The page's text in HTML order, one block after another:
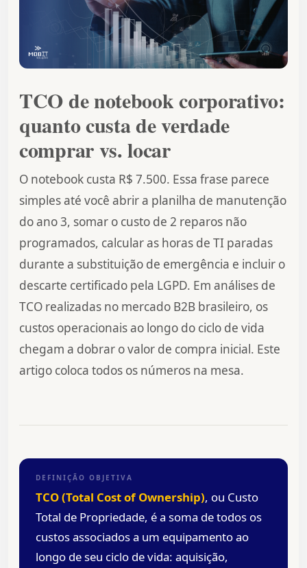
TCO de notebook corporativo:
quanto custa de verdade
comprar vs. locar
O notebook custa R$ 7.500. Essa frase parece
simples até você abrir a planilha de manutenção
do ano 3, somar o custo de 2 reparos não
programados, calcular as horas de TI paradas
durante a substituição de emergência e incluir o
descarte certificado pela LGPD. Em análises de
TCO realizadas no mercado B2B brasileiro, os
custos operacionais ao longo do ciclo de vida
chegam a dobrar o valor de compra inicial. Este
artigo coloca todos os números na mesa.
DEFINIÇÃO OBJETIVA
TCO (Total Cost of Ownership), ou Custo
Total de Propriedade, é a soma de todos os
custos associados a um equipamento ao
longo de seu ciclo de vida: aquisição,